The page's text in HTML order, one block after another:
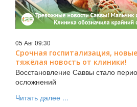
05 Авг 09:30
Срочная госпитализация,
тяжёлая новость от клиники!
Восстановление Саввы стало
осложнений
Читать далее ...